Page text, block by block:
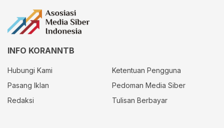
INFO KORANNTB
Hubungi Kami
Ketentuan Pengguna
Pasang Iklan
Pedoman Media Siber
Redaksi
Tulisan Berbayar